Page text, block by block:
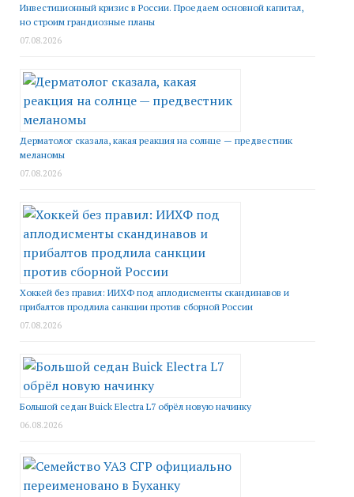
Инвестиционный кризис в России. Проедаем основной капитал,
но строим грандиозные планы
07.08.2026
Дерматолог сказала, какая реакция на солнце — предвестник
меланомы
07.08.2026
Хоккей без правил: ИИХФ под аплодисменты скандинавов и
прибалтов продлила санкции против сборной России
07.08.2026
Большой седан Buick Electra L7 обрёл новую начинку
06.08.2026